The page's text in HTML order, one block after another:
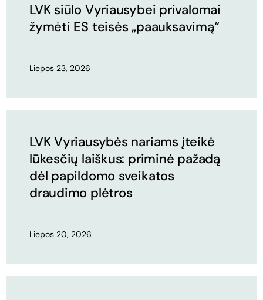
LVK siūlo Vyriausybei privalomai
žymėti ES teisės „paauksavimą“
Liepos 23, 2026
LVK Vyriausybės nariams įteikė
lūkesčių laiškus: priminė pažadą
dėl papildomo sveikatos
draudimo plėtros
Liepos 20, 2026